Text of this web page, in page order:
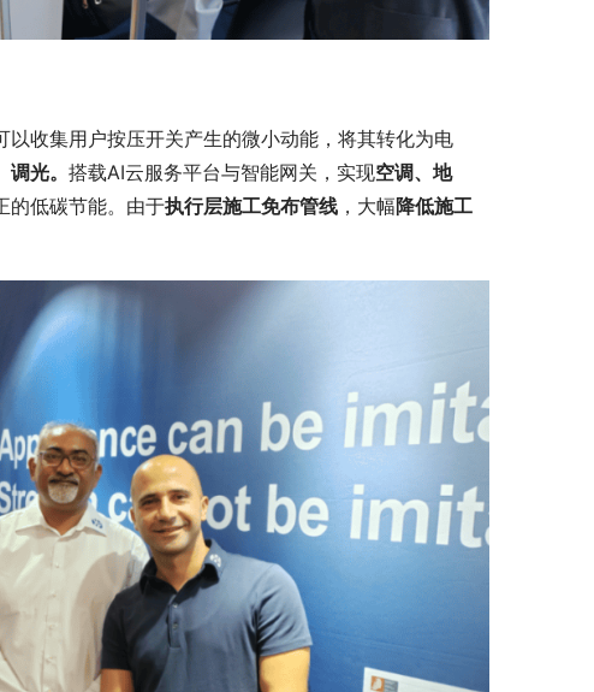
收集用户按压开关产生的微小动能，将其转化为电
光。 搭载AI云服务平台与智能网关，实现空调、地
的低碳节能。由于执行层施工免布管线 ，大幅降低施工